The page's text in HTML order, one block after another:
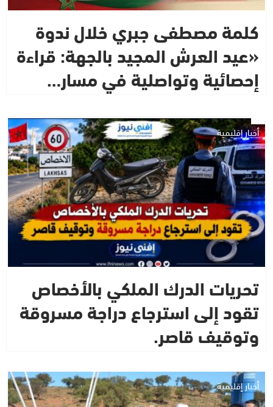
كلمة مصطفى جبري خلال ندوة
«عيد العرش المجيد بالجهة: قراءة
إحصائية وتواصلية في مسار…
أخبار إقليمية
تحريات الدرك الملكي بالأخصاص
تقود إلى استرجاع دراجة مسروقة
وتوقيف قاصر.
أخبار إقليمية